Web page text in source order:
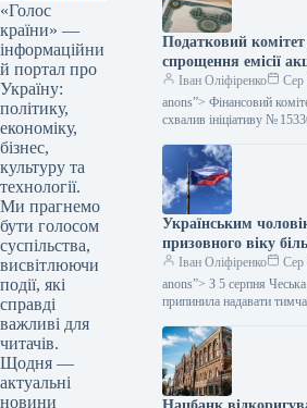
«Голос
країни» —
інформаційни
й портал про
Україну:
політику,
економіку,
бізнес,
культуру та
технології.
Ми прагнемо
бути голосом
суспільства,
висвітлюючи
події, які
справді
важливі для
читачів.
Щодня —
актуальні
новини
Податковий
спрощення емісії
зміни очікуються —
Іван Оліфіренко
Сер
anons”> Фінансовий
схвалив ініціативу №
цінних паперів. Цей акт
скоротити бюрократичні
Українським
призовного віку
надається
у Чехії, згідно з
Міністерства
Іван Оліфіренко
Сер
anons”> З 5 серпня
припинила надавати
віку, які не можуть
виконання своїх…